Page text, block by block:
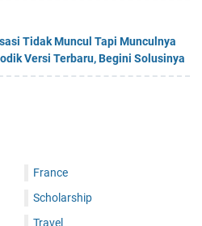
Tidak Muncul Tapi Munculnya
Versi Terbaru, Begini Solusinya
France
Scholarship
Travel